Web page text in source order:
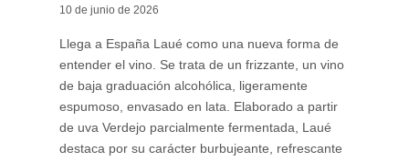
10 de junio de 2026
Llega a España Laué como una nueva forma de
entender el vino. Se trata de un frizzante, un vino
de baja graduación alcohólica, ligeramente
espumoso, envasado en lata. Elaborado a partir
de uva Verdejo parcialmente fermentada, Laué
destaca por su carácter burbujeante, refrescante